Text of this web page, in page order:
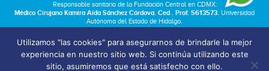
Responsable sanitario de la Fundación Central en CDMX:
Médico Cirujano Kamira Aída Sánchez Córdova. Ced . Prof. 5613573. Universidad
Autónoma del Estado de Hidalgo.
Términos y Condiciones
Bolsa de Trabajo
Utilizamos "las cookies" para asegurarnos de brindarle la mejor
experiencia en nuestro sitio web. Si continúa utilizando este
sitio, asumiremos que está satisfecho con ello.